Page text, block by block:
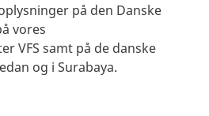
på den Danske
vores
VFS samt på de danske
og i Surabaya.